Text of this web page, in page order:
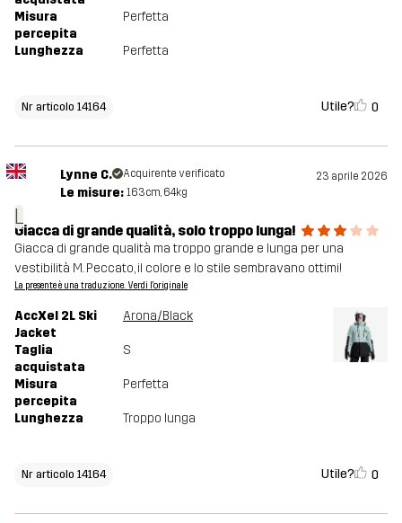
Misura
percepita
Perfetta
Lunghezza Perfetta
Nr articolo 14164 Utile? 0
L
Lynne C. Acquirente verificato 23 aprile 2026
Le misure: 163cm, 64kg
Giacca di grande qualità, solo troppo lunga!
Giacca di grande qualità ma troppo grande e lunga per una
vestibilità M. Peccato, il colore e lo stile sembravano ottimi!
La presente è una traduzione. Verdi l'originale
AccXel 2L Ski
Jacket
Arona/Black
Taglia
acquistata
S
Misura
percepita
Perfetta
Lunghezza Troppo lunga
Nr articolo 14164 Utile? 0